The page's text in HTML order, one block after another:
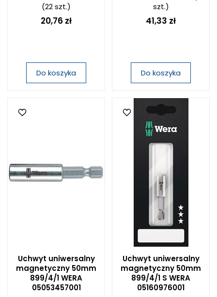
(22 szt.)
20,76 zł
Do koszyka
szt.)
41,33 zł
Do koszyka
Uchwyt uniwersalny
magnetyczny 50mm
899/4/1 WERA
05053457001
Uchwyt uniwersalny
magnetyczny 50mm
899/4/1 S WERA
05160976001